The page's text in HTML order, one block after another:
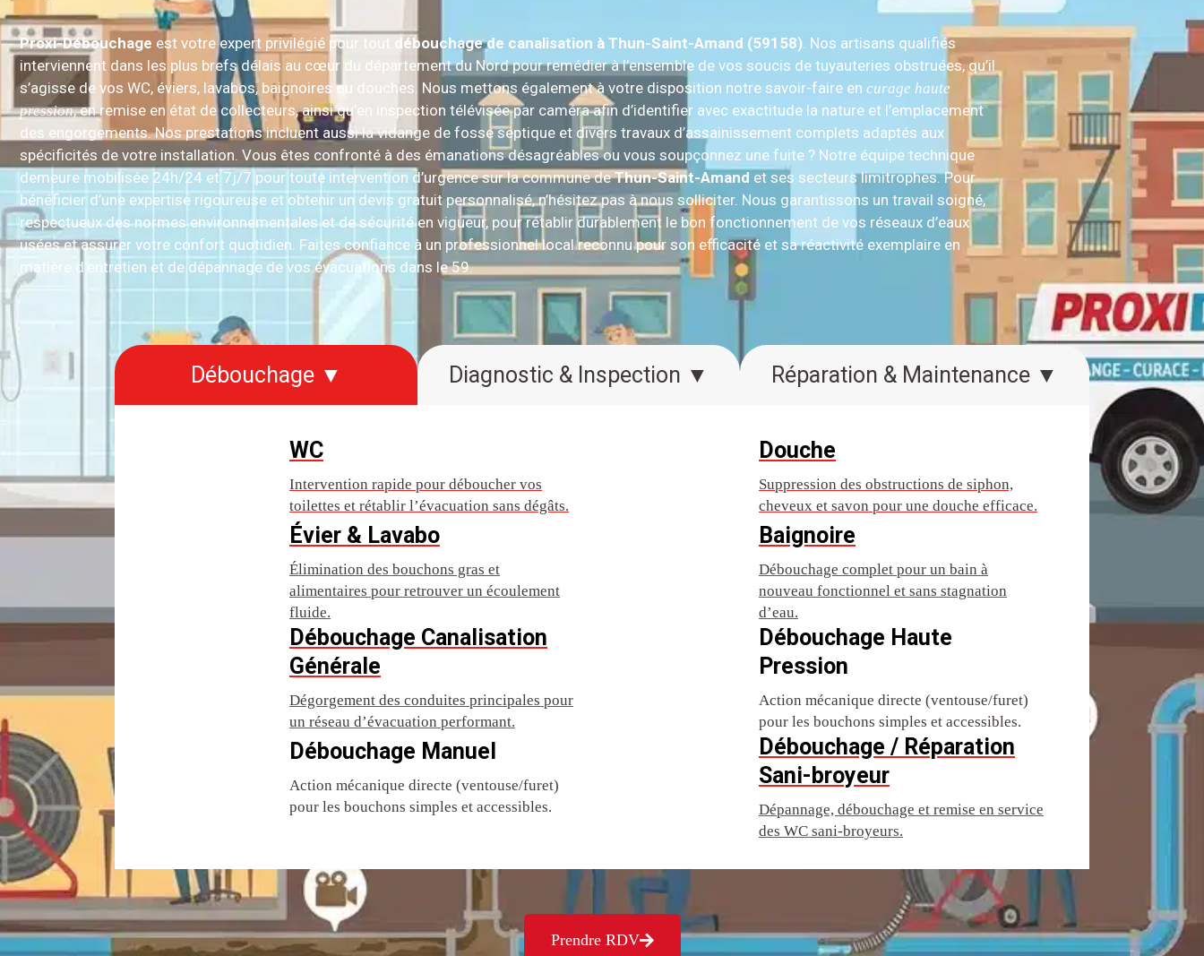
Proxi-Débouchage est votre expert privilégié pour tout débouchage de canalisation à Thun-Saint-Amand (59158) . Nos artisans qualifiés
interviennent dans les plus brefs délais au cœur du département du Nord pour remédier à l’ensemble de vos soucis de tuyauteries obstruées, qu’il
s’agisse de vos WC, éviers, lavabos, baignoires ou douches. Nous mettons également à votre disposition notre savoir-faire en curage haute
pression, en remise en état de collecteurs, ainsi qu’en inspection télévisée par caméra afin d’identifier avec exactitude la nature et l’emplacement
des engorgements. Nos prestations incluent aussi la vidange de fosse septique et divers travaux d’assainissement complets adaptés aux
spécificités de votre installation. Vous êtes confronté à des émanations désagréables ou vous soupçonnez une fuite ? Notre équipe technique
demeure mobilisée 24h/24 et 7j/7 pour toute intervention d’urgence sur la commune deThun-Saint-Amand et ses secteurs limitrophes. Pour
bénéficier d’une expertise rigoureuse et obtenir un devis gratuit personnalisé, n’hésitez pas à nous solliciter. Nous garantissons un travail soigné,
respectueux des normes environnementales et de sécurité en vigueur, pour rétablir durablement le bon fonctionnement de vos réseaux d’eaux
usées et assurer votre confort quotidien. Faites confiance à un professionnel local reconnu pour son efficacité et sa réactivité exemplaire en
matière d’entretien et de dépannage de vos évacuations dans le 59.
Débouchage ▼ Diagnostic & Inspection ▼ Réparation & Maintenance ▼
WC
Intervention rapide pour déboucher vos
toilettes et rétablir l’évacuation sans dégâts.
Évier & Lavabo
Élimination des bouchons gras et
alimentaires pour retrouver un écoulement
fluide.
Débouchage Canalisation
Générale
Dégorgement des conduites principales pour
un réseau d’évacuation performant.
Débouchage Manuel
Action mécanique directe (ventouse/furet)
pour les bouchons simples et accessibles.
Douche
Suppression des obstructions de siphon,
cheveux et savon pour une douche efficace.
Baignoire
Débouchage complet pour un bain à
nouveau fonctionnel et sans stagnation
d’eau.
Débouchage Haute
Pression
Action mécanique directe (ventouse/furet)
pour les bouchons simples et accessibles.
Débouchage / Réparation
Sani-broyeur
Dépannage, débouchage et remise en service
des WC sani-broyeurs.
Prendre RDV